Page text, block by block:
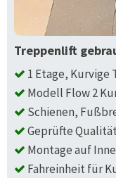
Treppenlift
1 Etage,
Modell Flow 2
Schienen,
Geprüfte
Montage auf
Fahreinheit für